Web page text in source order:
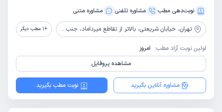
نوبت‌دهی مطب
مشاوره‌ تلفنی مشاوره‌ متنی
تهران، خیابان شریعتی، بالاتر از تقاطع میرداماد، جنب بانک شهر، بالای داروخانه دکتر محجوب، پلاک 1181 +
1 مطب دیگر
اولین نوبت آزاد مطب: امروز
مشاهده پروفایل
مشاوره آنلاین بگیرید نوبت مطب بگیرید